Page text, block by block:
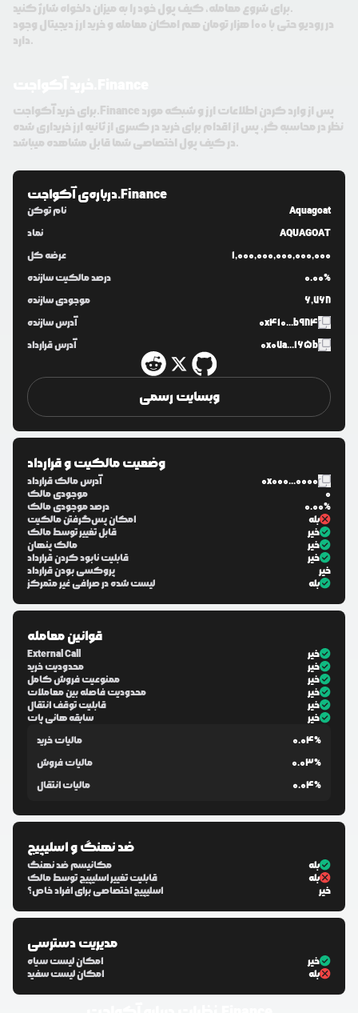
برای شروع معامله، کیف پول خود را به میزان دلخواه شارژ کنید.
در رودیو حتی با 100 هزار تومان هم امکان معامله و خرید ارز دیجیتال وجود
دارد.
برای خرید آکواجت.Finance پس از وارد کردن اطلاعات ارز و شبکه مورد
نظر در محاسبه گر، پس از اقدام برای خرید در کسری از ثانیه ارز خریداری شده
در کیف پول اختصاصی شما قابل مشاهده میباشد.
درباره‌یآکواجت.Finance
نام توکن
Aquagoat
نماد
AQUAGOAT
عرضه کل
1,000,000,000,000,000
درصد مالکیت سازنده
0.00%
موجودی سازنده
6,768
آدرس سازنده
0x410...b984
آدرس قرارداد
0x07a...165b
وبسایت رسمی
وضعیت مالکیت و قرارداد
آدرس مالک قرارداد
0x000...0000
موجودی مالک
0
درصد موجودی مالک
0.00%
امکان پس‌گرفتن مالکیت
بله
قابل تغییر توسط مالک
خیر
مالک پنهان
خیر
قابلیت نابود کردن قرارداد
خیر
پروکسی بودن قرارداد
خیر
لیست شده در صرافی غیر متمرکز
بله
قوانین معامله
External Call
خیر
محدودیت خرید
خیر
ممنوعیت فروش کامل
خیر
محدودیت فاصله بین معاملات
خیر
قابلیت توقف انتقال
خیر
سابقه هانی پات
خیر
مالیات خرید
0.04%
مالیات فروش
0.03%
مالیات انتقال
0.04%
ضد نهنگ و اسلیپیج
مکانیسم ضد نهنگ
بله
قابلیت تغییر اسلیپیج توسط مالک
بله
اسلیپیج اختصاصی برای افراد خاص؟
خیر
مدیریت دسترسی
امکان لیست سیاه
خیر
امکان لیست سفید
بله